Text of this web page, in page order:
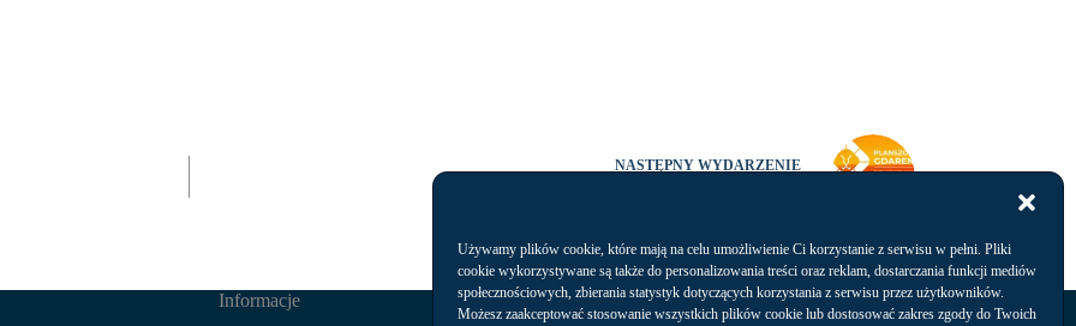
Używamy plików cookie, które mają na celu umożliwienie Ci korzystanie z serwisu w pełni. Pliki
cookie wykorzystywane są także do personalizowania treści oraz reklam, dostarczania funkcji mediów
społecznościowych, zbierania statystyk dotyczących korzystania z serwisu przez użytkowników.
Możesz zaakceptować stosowanie wszystkich plików cookie lub dostosować zakres zgody do Twoich
NASTĘPNY WYDARZENIE
Informacje
Kontakt